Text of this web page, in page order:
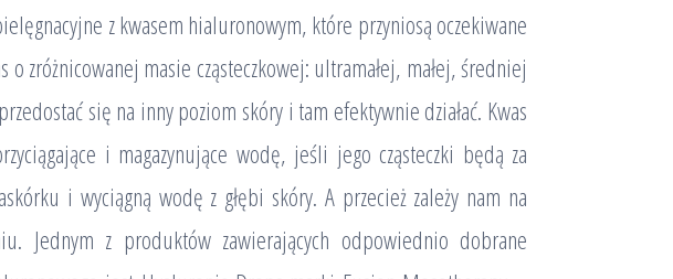
z kwasem hialuronowym, które przyniosą oczekiwane
o zróżnicowanej masie cząsteczkowej: ultramałej, małej, średniej
się na inny poziom skóry i tam efektywnie działać. Kwas
i magazynujące wodę, jeśli jego cząsteczki będą za
i wyciągną wodę z głębi skóry. A przecież zależy nam na
Jednym z produktów zawierających odpowiednio dobrane